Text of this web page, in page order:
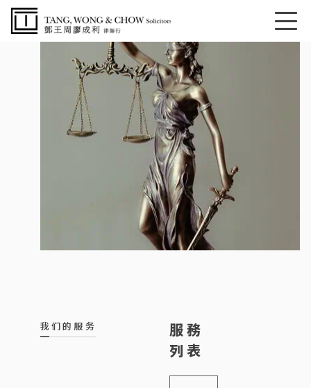
我们的服务
服務
列表